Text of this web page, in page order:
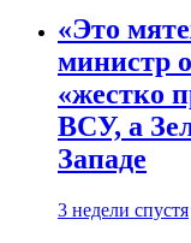
«Это
министр
«жестко
ВСУ, а
Западе
3 недели спустя